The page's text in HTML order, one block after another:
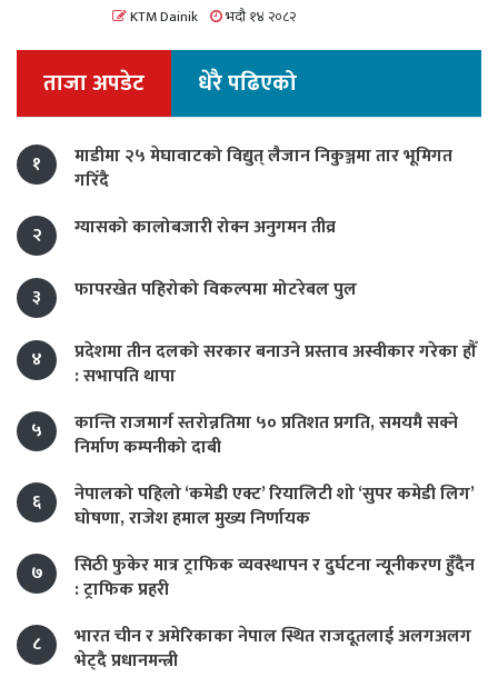
KTM Dainik भदौ १४ २०८२
ताजा अपडेट धेरै पढिएको
१
माडीमा २५ मेघावाटको विद्युत् लैजान निकुञ्जमा तार भूमिगत
गरिँदै
२
ग्यासको कालोबजारी रोक्न अनुगमन तीव्र
३ फापरखेत पहिरोको विकल्पमा मोटरेबल पुल
४
प्रदेशमा तीन दलको सरकार बनाउने प्रस्ताव अस्वीकार गरेका हौँ
: सभापति थापा
५
कान्ति राजमार्ग स्तरोन्नतिमा ५० प्रतिशत प्रगति, समयमै सक्ने
निर्माण कम्पनीको दाबी
६
नेपालको पहिलो ‘कमेडी एक्ट’ रियालिटी शो ‘सुपर कमेडी लिग’
घोषणा, राजेश हमाल मुख्य निर्णायक
७
सिठी फुकेर मात्र ट्राफिक व्यवस्थापन र दुर्घटना न्यूनीकरण हुँदैन
: ट्राफिक प्रहरी
८
भारत चीन र अमेरिकाका नेपाल स्थित राजदूतलाई अलगअलग
भेट्दै प्रधानमन्त्री